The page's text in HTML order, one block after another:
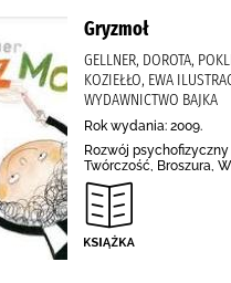
Gryzmoł
GELLNER, DOROTA,
KOZIEŁŁO, EWA
WYDAWNICTWO BAJKA
Rok wydania: 2009.
Rozwój
Twórczość, Broszura,